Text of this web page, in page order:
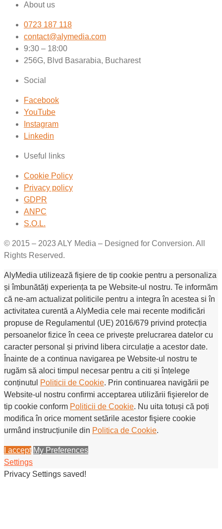
About us
0723 187 118
contact@alymedia.com
9:30 – 18:00
256G, Blvd Basarabia, Bucharest
Social
Facebook
YouTube
Instagram
Linkedin
Useful links
Cookie Policy
Privacy policy
GDPR
ANPC
S.O.L.
© 2015 – 2023 ALY Media – Designed for Conversion. All
Rights Reserved.
AlyMedia utilizează fişiere de tip cookie pentru a personaliza
și îmbunătăți experiența ta pe Website-ul nostru. Te informăm
că ne-am actualizat politicile pentru a integra în acestea si în
activitatea curentă a AlyMedia cele mai recente modificări
propuse de Regulamentul (UE) 2016/679 privind protecția
persoanelor fizice în ceea ce privește prelucrarea datelor cu
caracter personal și privind libera circulație a acestor date.
Înainte de a continua navigarea pe Website-ul nostru te
rugăm să aloci timpul necesar pentru a citi și înțelege
conținutul
Politicii de Cookie. Prin continuarea navigării pe
Website-ul nostru confirmi acceptarea utilizării fişierelor de
tip cookie conform Politicii de Cookie. Nu uita totuși că poți
modifica în orice moment setările acestor fişiere cookie
urmând instrucțiunile din Politica de Cookie.
I accept My Preferences
Settings
Privacy Settings saved!